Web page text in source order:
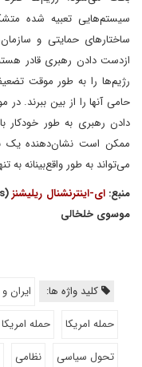
سیستم‌هایی تعبیه شده
ساختارهای حمایتی و
ازدست دادن رهبری قادر
رژیم‌ها را به طور موقت
حامی آنها را از بین ببرند.
دادن رهبری به طور خودکار
ممکن است نشان‌دهنده یک
می‌تواند به طور واقع‌بینانه به
منبع:ای-اینترنشنال ریلیشنز
موسوی خلخالی
کلید واژه ها: ایران
حمله امریکا
حمله
تحول سیاسی
نظامی